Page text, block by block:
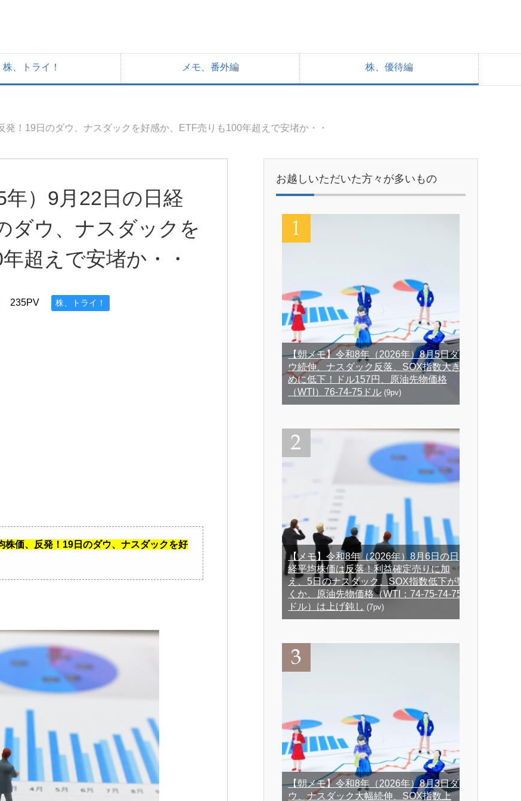
株、トライ！ メモ、番外編 株、優待編
！19日のダウ、ナスダックを好感か、ETF売りも100年超えで安堵か・・
年）9月22日の日経
ダウ、ナスダックを
超えで安堵か・・
235PV 株、トライ！
株価、反発！19日のダウ、ナスダックを好
お越しいただいた方々が多いもの
【朝メモ】令和8年（2026年）8月5日ダ
ウ続伸、ナスダック反落、SOX指数大き
めに低下！ドル157円、原油先物価格
（WTI）76-74-75ドル (9pv)
【メモ】令和8年（2026年）8月6日の日
経平均株価は反落！利益確定売りに加
え、5日のナスダック、SOX指数低下が響
くか、原油先物価格（WTI：74-75-74-75
ドル）は上げ鈍し (7pv)
【朝メモ】令和8年（2026年）8月3日ダ
ウ、ナスダック大幅続伸、SOX指数上